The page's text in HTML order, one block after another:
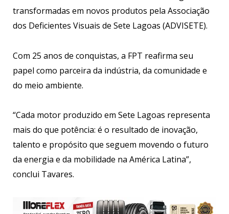
transformadas em novos produtos pela Associação
dos Deficientes Visuais de Sete Lagoas (ADVISETE).
Com 25 anos de conquistas, a FPT reafirma seu
papel como parceira da indústria, da comunidade e
do meio ambiente.
“Cada motor produzido em Sete Lagoas representa
mais do que potência: é o resultado de inovação,
talento e propósito que seguem movendo o futuro
da energia e da mobilidade na América Latina”,
conclui Tavares.